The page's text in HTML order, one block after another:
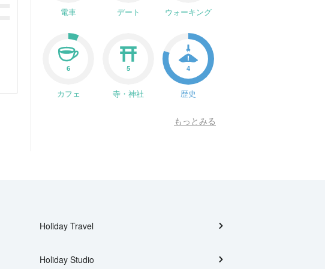
電車 デート ウォーキング
6
カフェ
5
寺・神社
4
歴史
もっとみる
Holiday Travel
Holiday Studio